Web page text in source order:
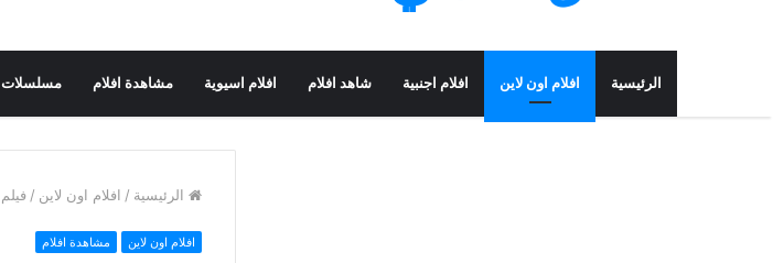
الرئيسية افلام اون لاين افلام اجنبية شاهد افلام افلام اسيوية مشاهدة افلام مسلسلات
الرئيسية / افلام اون لاين / فيلم Cubicle 2021 مترجم
افلام اون لاين مشاهدة افلام